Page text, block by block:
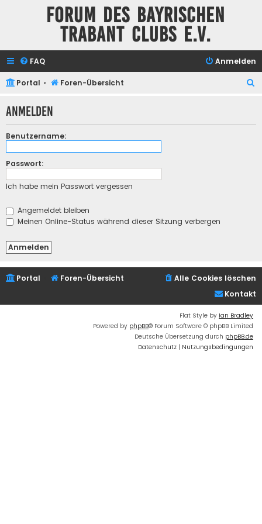
Forum des Bayrischen
Trabant Clubs e.V.
FAQ Anmelden
Portal Foren-Übersicht
h
Anmelden
Benutzername:
Passwort:
Ich habe mein Passwort vergessen
Angemeldet bleiben
Meinen Online-Status während dieser Sitzung verbergen
Portal Foren-Übersicht
Alle Cookies löschen
Kontakt
Flat Style by Ian Bradley
Powered by phpBB® Forum Software © phpBB Limited
Deutsche Übersetzung durch phpBB.de
Datenschutz | Nutzungsbedingungen